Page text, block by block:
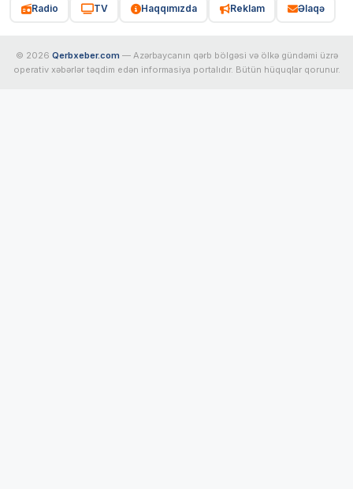
Radio TV Haqqımızda Reklam Əlaqə
© 2026 Qerbxeber.com — Azərbaycanın qərb bölgəsi və ölkə gündəmi üzrə
operativ xəbərlər təqdim edən informasiya portalıdır. Bütün hüquqlar qorunur.